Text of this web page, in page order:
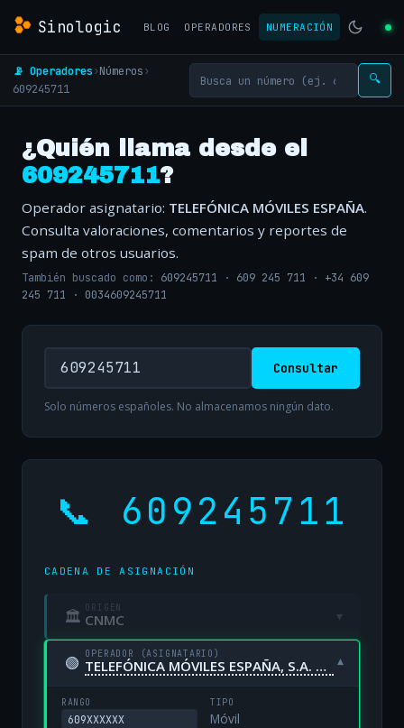
Sinologic BLOG OPERADORES NUMERACIÓN
📡 Operadores›Números›
609245711
🔍
¿Quién llama desde el
609245711?
Operador asignatario: TELEFÓNICA MÓVILES ESPAÑA.
Consulta valoraciones, comentarios y reportes de
spam de otros usuarios.
También buscado como: 609245711 · 609 245 711 · +34 609
245 711 · 0034609245711
Consultar
Solo números españoles. No almacenamos ningún dato.
📞 609245711
CADENA DE ASIGNACIÓN
🏛 ORIGEN
CNMC ▾
🟢 OPERADOR (ASIGNATARIO)
TELEFÓNICA MÓVILES ESPAÑA, S.A. UNIPERSONAL ▾
RANGO
609XXXXXX
TIPO
Móvil